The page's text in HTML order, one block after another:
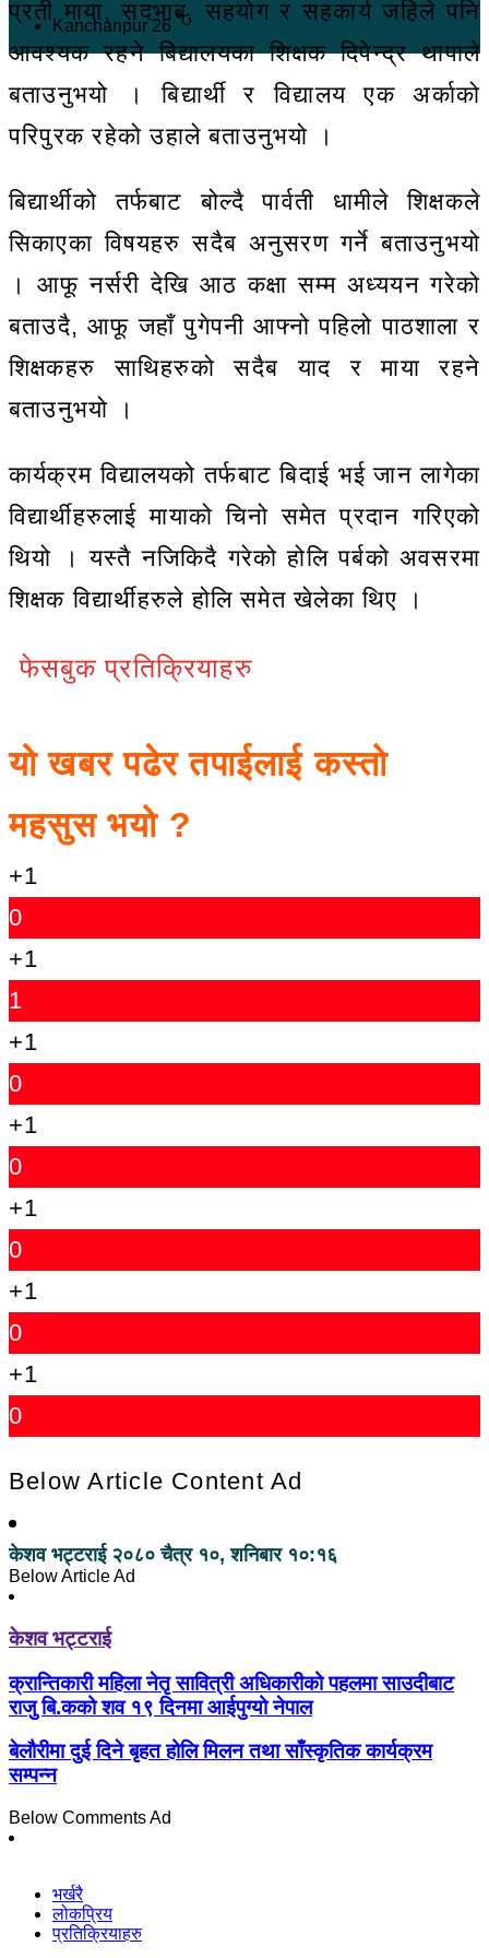
Kanchanpur 26 ℃
प्रती माया, सदभाब, सहयोग र सहकार्य जहिले पनि
आवश्यक रहने बिद्यालयका शिक्षक दिपेन्द्र थापाले
बताउनुभयो । बिद्यार्थी र विद्यालय एक अर्काको
परिपुरक रहेको उहाले बताउनुभयो ।
बिद्यार्थीको तर्फबाट बोल्दै पार्वती धामीले शिक्षकले
सिकाएका विषयहरु सदैब अनुसरण गर्ने बताउनुभयो
। आफू नर्सरी देखि आठ कक्षा सम्म अध्ययन गरेको
बताउदै, आफू जहाँ पुगेपनी आफ्नो पहिलो पाठशाला र
शिक्षकहरु साथिहरुको सदैब याद र माया रहने
बताउनुभयो ।
कार्यक्रम विद्यालयको तर्फबाट बिदाई भई जान लागेका
विद्यार्थीहरुलाई मायाको चिनो समेत प्रदान गरिएको
थियो । यस्तै नजिकिदै गरेको होलि पर्बको अवसरमा
शिक्षक विद्यार्थीहरुले होलि समेत खेलेका थिए ।
फेसबुक प्रतिक्रियाहरु
यो खबर पढेर तपाईलाई कस्तो
महसुस भयो ?
+1
0
+1
1
+1
0
+1
0
+1
0
+1
0
+1
0
Below Article Content Ad
केशव भट्टराई २०८० चैत्र १०, शनिबार १०:१६
Below Article Ad
केशव भट्टराई
क्रान्तिकारी महिला नेतृ सावित्री अधिकारीको पहलमा साउदीबाट
राजु बि.कको शव १९ दिनमा आईपुग्यो नेपाल
बेलौरीमा दुई दिने बृहत होलि मिलन तथा साँस्कृतिक कार्यक्रम
सम्पन्न
Below Comments Ad
भर्खरै
लोकप्रिय
प्रतिक्रियाहरु